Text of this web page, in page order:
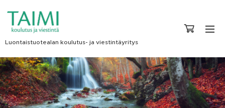
Luontaistuotealan koulutus- ja viestintäyritys